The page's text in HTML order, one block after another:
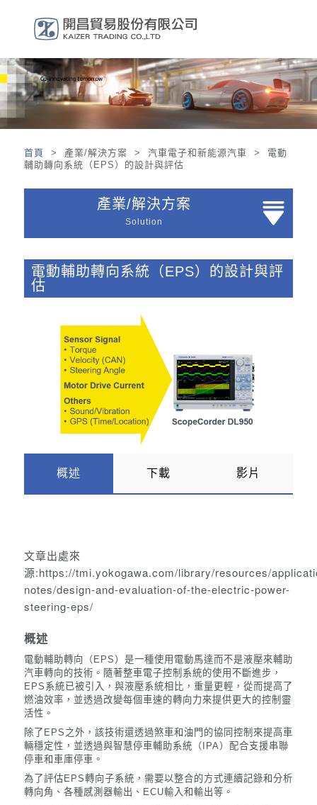
首頁
> 產業/解決方案 > 汽車電子和新能源汽車 > 電動
輔助轉向系統（EPS）的設計與評估
產業/解決方案
Solution
電動輔助轉向系統（EPS）的設計與評
估
概述 下載 影片
文章出處來
源:https://tmi.yokogawa.com/library/resources/
notes/design-and-evaluation-of-the-electric-power-
steering-eps/
概述
電動輔助轉向（EPS）是一種使用電動馬達而不是液壓來輔助
汽車轉向的技術。 隨著整車電子控制系統的使用不斷進步，
EPS系統已被引入，與液壓系統相比，重量更輕，從而提高了
燃油效率，並透過改變每個車速的轉向力來提供更大的控制靈
活性。
除了EPS之外，該技術還透過煞車和油門的協同控制來提高車
輛穩定性，並透過與智慧停車輔助系統（IPA）配合支援串聯
停車和車庫停車。
為了評估EPS轉向子系統，需要以整合的方式連續記錄和分析
轉向角、各種感測器輸出、ECU輸入和輸出等。